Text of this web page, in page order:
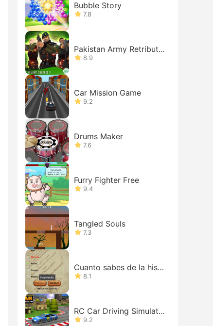
Bubble Story
7.8
Pakistan Army Retributio
n
8.9
Car Mission Game
9.2
Drums Maker
7.6
Furry Fighter Free
9.4
Tangled Souls
7.3
Cuanto sabes de la histo
ria 8.1
RC Car Driving Simulato
r
9.2